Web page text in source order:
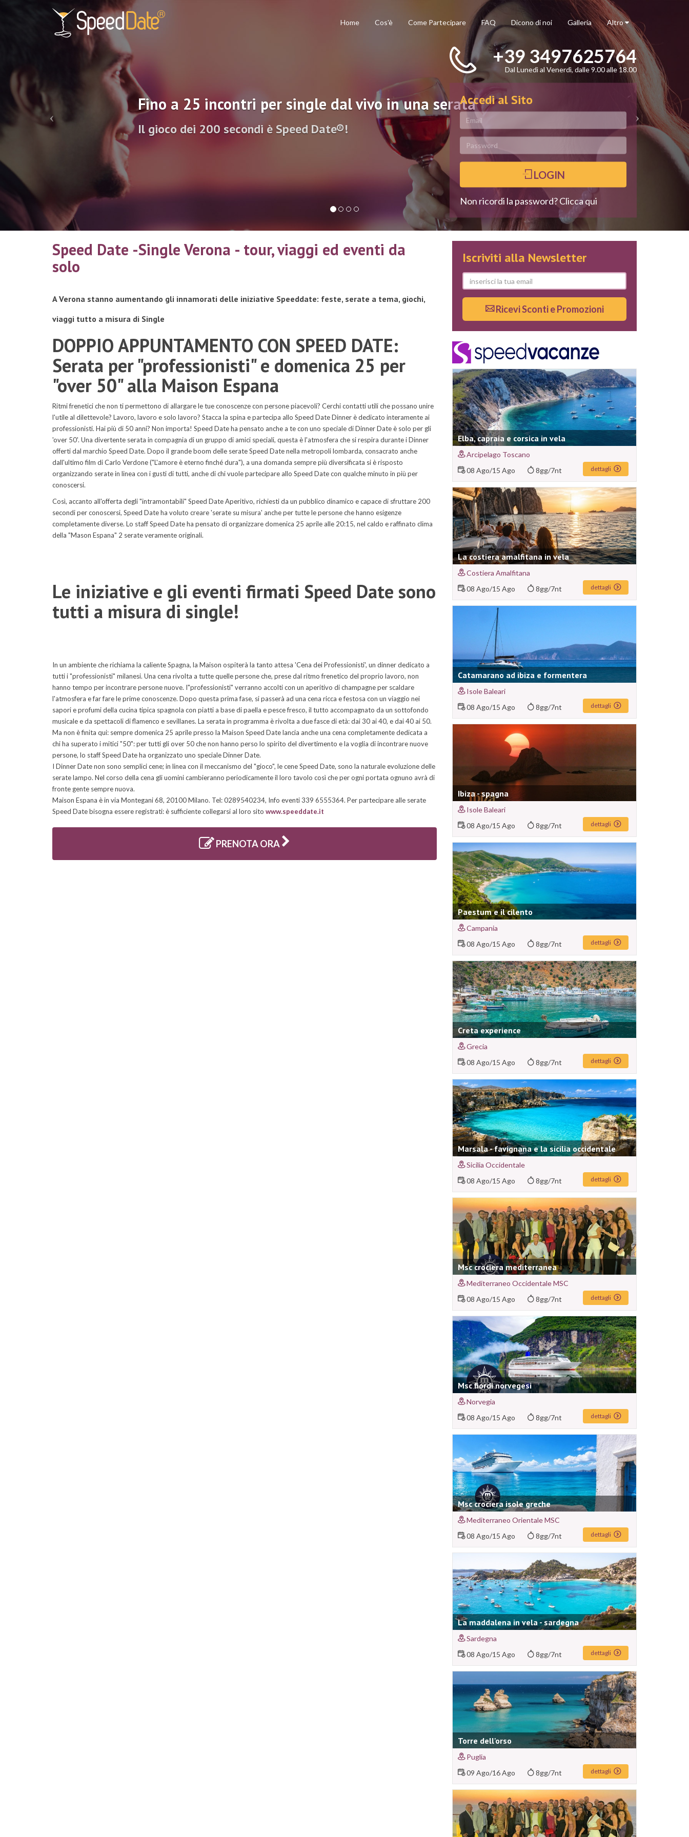
Home Cos'è Come Partecipare FAQ Dicono di noi Galleria Altro
Fino a 25 incontri per single dal vivo in una serata
Il gioco dei 200 secondi è Speed Date®!
+39 3497625764
Dal Lunedì al Venerdì, dalle 9.00 alle 18.00
Accedi al Sito
LOGIN
Non ricordi la password? Clicca qui
Speed Date -Single Verona - tour, viaggi ed eventi da
solo
A Verona stanno aumentando gli innamorati delle iniziative Speeddate: feste, serate a tema, giochi,
viaggi tutto a misura di Single
DOPPIO APPUNTAMENTO CON SPEED DATE:
Serata per "professionisti" e domenica 25 per
"over 50" alla Maison Espana
Ritmi frenetici che non ti permettono di allargare le tue conoscenze con persone piacevoli? Cerchi contatti utili che possano unire
l'utile al dilettevole? Lavoro, lavoro e solo lavoro? Stacca la spina e partecipa allo Speed Date Dinner è dedicato interamente ai
professionisti. Hai più di 50 anni? Non importa! Speed Date ha pensato anche a te con uno speciale di Dinner Date è solo per gli
'over 50'. Una divertente serata in compagnia di un gruppo di amici speciali, questa è l'atmosfera che si respira durante i Dinner
offerti dal marchio Speed Date. Dopo il grande boom delle serate Speed Date nella metropoli lombarda, consacrato anche
dall'ultimo film di Carlo Verdone ("L'amore è eterno finché dura"), a una domanda sempre più diversificata si è risposto
organizzando serate in linea con i gusti di tutti, anche di chi vuole partecipare allo Speed Date con qualche minuto in più per
conoscersi.
Così, accanto all'offerta degli "intramontabili" Speed Date Aperitivo, richiesti da un pubblico dinamico e capace di sfruttare 200
secondi per conoscersi, Speed Date ha voluto creare 'serate su misura' anche per tutte le persone che hanno esigenze
completamente diverse. Lo staff Speed Date ha pensato di organizzare domenica 25 aprile alle 20:15, nel caldo e raffinato clima
della "Mason Espana" 2 serate veramente originali.
Le iniziative e gli eventi firmati Speed Date sono
tutti a misura di single!
In un ambiente che richiama la caliente Spagna, la Maison ospiterà la tanto attesa 'Cena dei Professionisti', un dinner dedicato a
tutti i "professionisti" milanesi. Una cena rivolta a tutte quelle persone che, prese dal ritmo frenetico del proprio lavoro, non
hanno tempo per incontrare persone nuove. I"professionisti" verranno accolti con un aperitivo di champagne per scaldare
l'atmosfera e far fare le prime conoscenze. Dopo questa prima fase, si passerà ad una cena ricca e festosa con un viaggio nei
sapori e profumi della cucina tipica spagnola con piatti a base di paella e pesce fresco, il tutto accompagnato da un sottofondo
musicale e da spettacoli di flamenco e sevillanes. La serata in programma è rivolta a due fasce di età: dai 30 ai 40, e dai 40 ai 50.
Ma non è finita qui: sempre domenica 25 aprile presso la Maison Speed Date lancia anche una cena completamente dedicata a
chi ha superato i mitici "50": per tutti gli over 50 che non hanno perso lo spirito del divertimento e la voglia di incontrare nuove
persone, lo staff Speed Date ha organizzato uno speciale Dinner Date.
I Dinner Date non sono semplici cene; in linea con il meccanismo del "gioco", le cene Speed Date, sono la naturale evoluzione delle
serate lampo. Nel corso della cena gli uomini cambieranno periodicamente il loro tavolo così che per ogni portata ognuno avrà di
fronte gente sempre nuova.
Maison Espana è in via Montegani 68, 20100 Milano. Tel: 0289540234, Info eventi 339 6555364. Per partecipare alle serate
Speed Date bisogna essere registrati: è sufficiente collegarsi al loro sito www.speeddate.it
PRENOTA ORA
Iscriviti alla Newsletter
Ricevi Sconti e Promozioni
Elba, capraia e corsica in vela
Arcipelago Toscano
08 Ago/15 Ago 8gg/7nt dettagli
La costiera amalfitana in vela
Costiera Amalfitana
08 Ago/15 Ago 8gg/7nt dettagli
Catamarano ad ibiza e formentera
Isole Baleari
08 Ago/15 Ago 8gg/7nt dettagli
Ibiza - spagna
Isole Baleari
08 Ago/15 Ago 8gg/7nt dettagli
Paestum e il cilento
Campania
08 Ago/15 Ago 8gg/7nt dettagli
Creta experience
Grecia
08 Ago/15 Ago 8gg/7nt dettagli
Marsala - favignana e la sicilia occidentale
Sicilia Occidentale
08 Ago/15 Ago 8gg/7nt dettagli
Msc crociera mediterranea
Mediterraneo Occidentale MSC
08 Ago/15 Ago 8gg/7nt dettagli
Msc fiordi norvegesi
Norvegia
08 Ago/15 Ago 8gg/7nt dettagli
Msc crociera isole greche
Mediterraneo Orientale MSC
08 Ago/15 Ago 8gg/7nt dettagli
La maddalena in vela - sardegna
Sardegna
08 Ago/15 Ago 8gg/7nt dettagli
Torre dell'orso
Puglia
09 Ago/16 Ago 8gg/7nt dettagli